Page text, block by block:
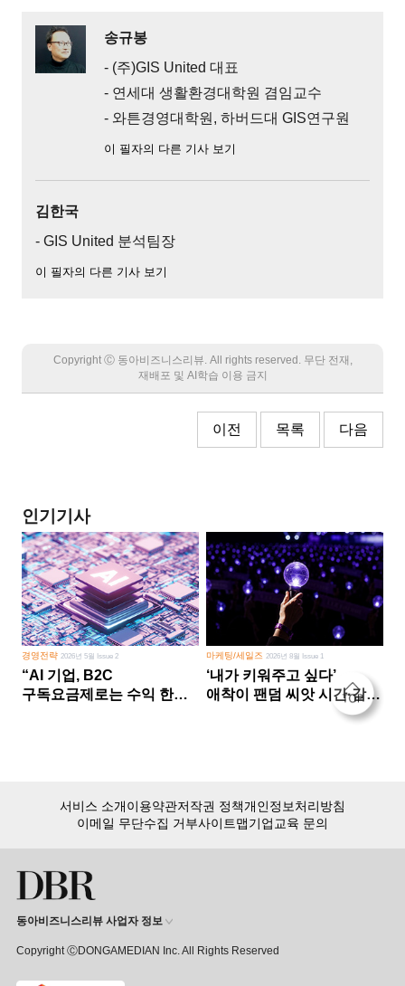
송규봉
- (주)GIS United 대표
- 연세대 생활환경대학원 겸임교수
- 와튼경영대학원, 하버드대 GIS연구원
이 필자의 다른 기사 보기
김한국
- GIS United 분석팀장
이 필자의 다른 기사 보기
Copyright Ⓒ 동아비즈니스리뷰. All rights reserved. 무단 전재,
재배포 및 AI학습 이용 금지
이전 목록 다음
인기기사
경영전략 2026년 5월 Issue 2
“AI 기업, B2C
구독요금제로는 수익 한계
마케팅/세일즈 2026년 8월 Issue 1
‘내가 키워주고 싶다’
애착이 팬덤 씨앗 시간·감정
서비스 소개이용약관저작권 정책개인정보처리방침
이메일 무단수집 거부사이트맵기업교육 문의
동아비즈니스리뷰 사업자 정보
Copyright ⒸDONGAMEDIAN Inc. All Rights Reserved